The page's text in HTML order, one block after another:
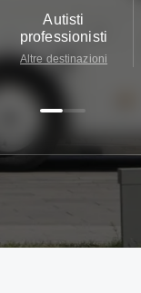
Autisti
professionisti
Altre destinazioni